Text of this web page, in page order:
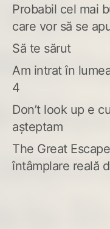
Probabil cel mai
care vor să se
Să te sărut
Am intrat în
4
Don’t look up e
așteptam
The Great
întâmplare reală